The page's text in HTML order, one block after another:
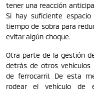
tener una reacción
Si hay suficiente
tiempo de sobra para
evitar algún choque.
Otra parte de la gestión
detrás de otros vehículos
de ferrocarril. De esta
rodear el vehículo de